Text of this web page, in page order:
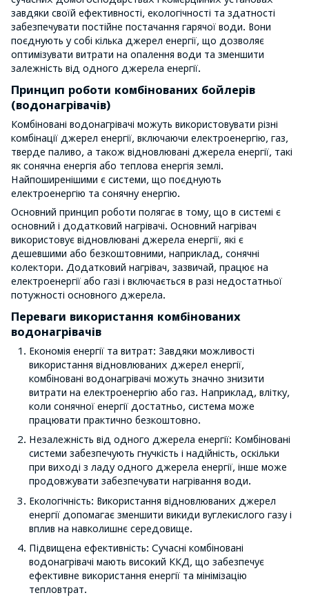
завдяки своїй ефективності, екологічності та здатності
забезпечувати постійне постачання гарячої води. Вони
поєднують у собі кілька джерел енергії, що дозволяє
оптимізувати витрати на опалення води та зменшити
залежність від одного джерела енергії.
Принцип роботи комбінованих бойлерів
(водонагрівачів)
Комбіновані водонагрівачі можуть використовувати різні
комбінації джерел енергії, включаючи електроенергію, газ,
тверде паливо, а також відновлювані джерела енергії, такі
як сонячна енергія або теплова енергія землі.
Найпоширенішими є системи, що поєднують
електроенергію та сонячну енергію.
Основний принцип роботи полягає в тому, що в системі є
основний і додатковий нагрівачі. Основний нагрівач
використовує відновлювані джерела енергії, які є
дешевшими або безкоштовними, наприклад, сонячні
колектори. Додатковий нагрівач, зазвичай, працює на
електроенергії або газі і включається в разі недостатньої
потужності основного джерела.
Переваги використання комбінованих
водонагрівачів
Економія енергії та витрат: Завдяки можливості
використання відновлюваних джерел енергії,
комбіновані водонагрівачі можуть значно знизити
витрати на електроенергію або газ. Наприклад, влітку,
коли сонячної енергії достатньо, система може
працювати практично безкоштовно.
Незалежність від одного джерела енергії: Комбіновані
системи забезпечують гнучкість і надійність, оскільки
при виході з ладу одного джерела енергії, інше може
продовжувати забезпечувати нагрівання води.
Екологічність: Використання відновлюваних джерел
енергії допомагає зменшити викиди вуглекислого газу і
вплив на навколишнє середовище.
Підвищена ефективність: Сучасні комбіновані
водонагрівачі мають високий ККД, що забезпечує
ефективне використання енергії та мінімізацію
тепловтрат.